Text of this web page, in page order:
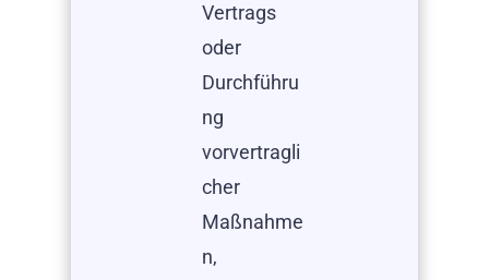
Vertrags
oder
Durchführu
ng
vorvertragli
cher
Maßnahme
n,